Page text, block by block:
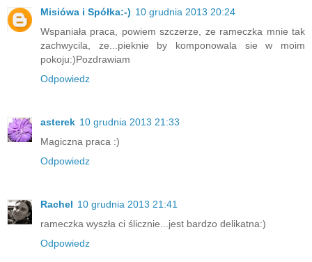
Misiówa i Spółka:-) 10 grudnia 2013 20:24
Wspaniała praca, powiem szczerze, ze rameczka mnie tak
zachwycila, ze...pieknie by komponowala sie w moim
pokoju:)Pozdrawiam
Odpowiedz
asterek 10 grudnia 2013 21:33
Magiczna praca :)
Odpowiedz
Rachel 10 grudnia 2013 21:41
rameczka wyszła ci ślicznie...jest bardzo delikatna:)
Odpowiedz